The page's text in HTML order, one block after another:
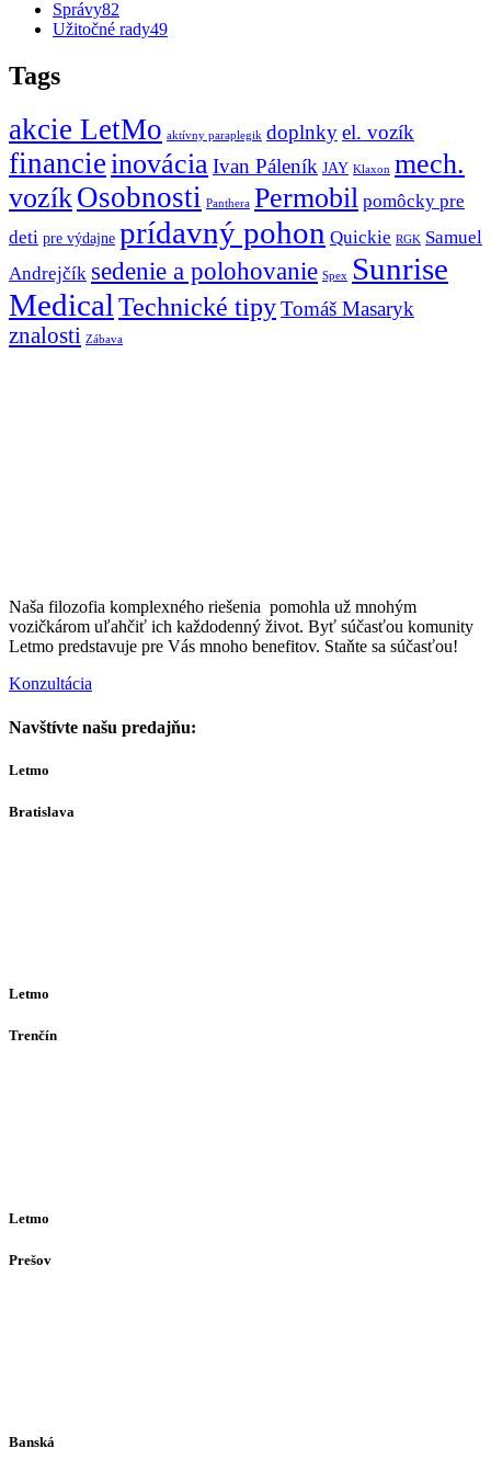
Správy82
Užitočné rady49
Tags
akcie LetMo aktívny paraplegik doplnkyel. vozík
financieinováciaIvan Páleník JAY Klaxon mech.
vozíkOsobnosti Panthera Permobil pomôcky pre
deti pre výdajne prídavný pohon Quickie RGK Samuel
Andrejčík sedenie a polohovanie Spex Sunrise
Medical Technické tipyTomáš Masaryk
znalosti Zábava
Naša filozofia komplexného riešenia pomohla už mnohým
vozičkárom uľahčiť ich každodenný život. Byť súčasťou komunity
Letmo predstavuje pre Vás mnoho benefitov. Staňte sa súčasťou!
Konzultácia
Navštívte našu predajňu:
Letmo
Bratislava
Letmo
Trenčín
Letmo
Prešov
Banská